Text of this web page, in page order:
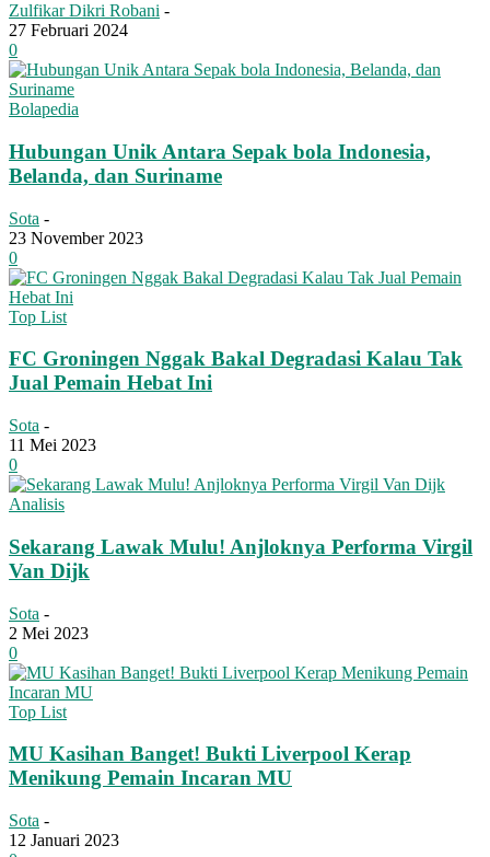
Zulfikar Dikri Robani -
27 Februari 2024
0
Bolapedia
Hubungan Unik Antara Sepak bola Indonesia,
Belanda, dan Suriname
Sota -
23 November 2023
0
Top List
FC Groningen Nggak Bakal Degradasi Kalau Tak
Jual Pemain Hebat Ini
Sota -
11 Mei 2023
0
Analisis
Sekarang Lawak Mulu! Anjloknya Performa Virgil
Van Dijk
Sota -
2 Mei 2023
0
Top List
MU Kasihan Banget! Bukti Liverpool Kerap
Menikung Pemain Incaran MU
Sota -
12 Januari 2023